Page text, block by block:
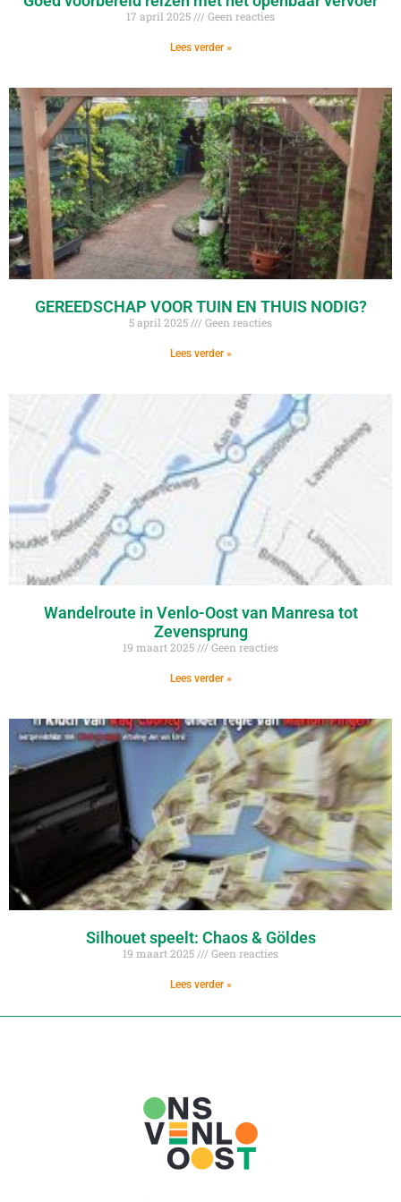
17 april 2025 Geen reacties
Lees verder »
GEREEDSCHAP VOOR TUIN EN THUIS NODIG?
5 april 2025 Geen reacties
Lees verder »
Wandelroute in Venlo-Oost van Manresa tot
Zevensprung
19 maart 2025 Geen reacties
Lees verder »
Silhouet speelt: Chaos & Göldes
19 maart 2025 Geen reacties
Lees verder »